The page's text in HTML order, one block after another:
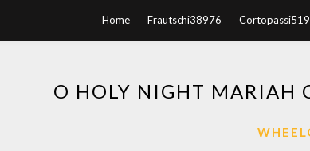
Home Frautschi38976
O HOLY NIGHT MARIAH